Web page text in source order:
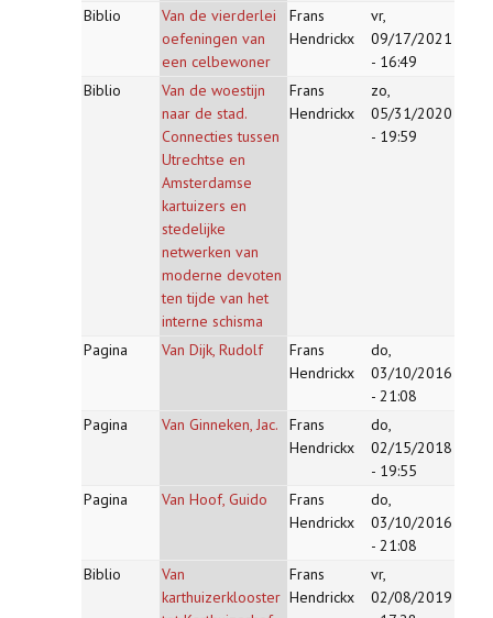
Biblio
Van de vierderlei
oefeningen van
een celbewoner
Frans
Hendrickx
vr,
09/17/2021
- 16:49
Biblio
Van de woestijn
naar de stad.
Connecties tussen
Utrechtse en
Amsterdamse
kartuizers en
stedelijke
netwerken van
moderne devoten
ten tijde van het
interne schisma
Frans
Hendrickx
zo,
05/31/2020
- 19:59
Pagina Van Dijk, Rudolf
Frans
Hendrickx
do,
03/10/2016
- 21:08
Pagina
Van Ginneken, Jac.
Frans
Hendrickx
do,
02/15/2018
- 19:55
Pagina
Van Hoof, Guido
Frans
Hendrickx
do,
03/10/2016
- 21:08
Biblio
Van
karthuizerklooster
Frans
Hendrickx
vr,
02/08/2019